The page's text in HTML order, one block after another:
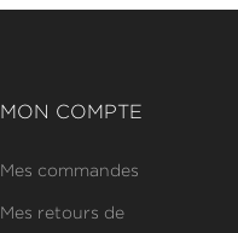
MON COMPTE
Mes commandes
Mes retours de